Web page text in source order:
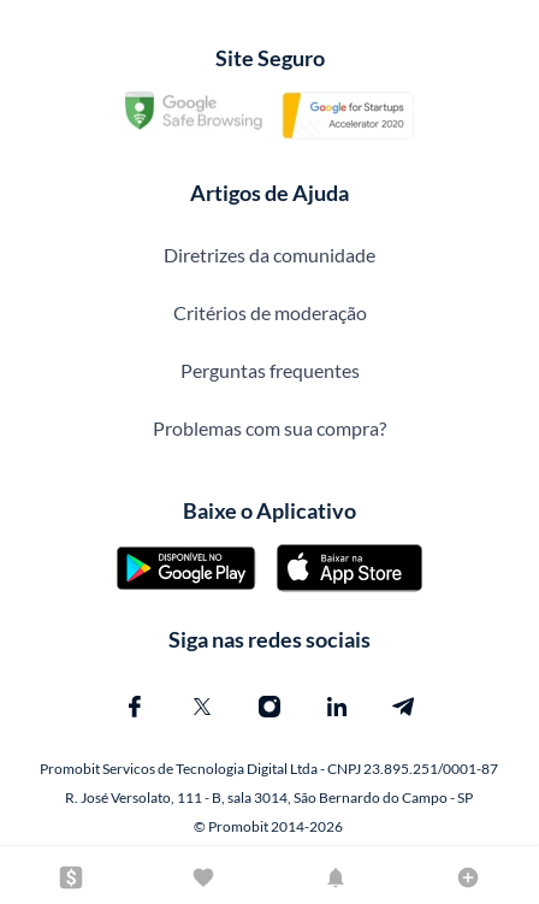
Site Seguro
Artigos de Ajuda
Diretrizes da comunidade
Critérios de moderação
Perguntas frequentes
Problemas com sua compra?
Baixe o Aplicativo
Siga nas redes sociais
Promobit Servicos de Tecnologia Digital Ltda - CNPJ 23.895.251/0001-87
R. José Versolato, 111 - B, sala 3014, São Bernardo do Campo - SP
© Promobit 2014-2026